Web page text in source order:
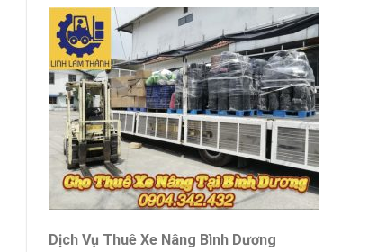
Dịch Vụ Thuê Xe Nâng Bình Dương